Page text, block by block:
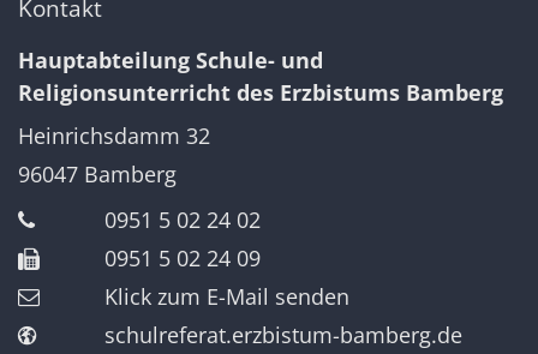
Kontakt
Hauptabteilung Schule- und
Religionsunterricht des Erzbistums Bamberg
Heinrichsdamm 32
96047 Bamberg
0951 5 02 24 02
0951 5 02 24 09
Klick zum E-Mail senden
schulreferat.erzbistum-bamberg.de